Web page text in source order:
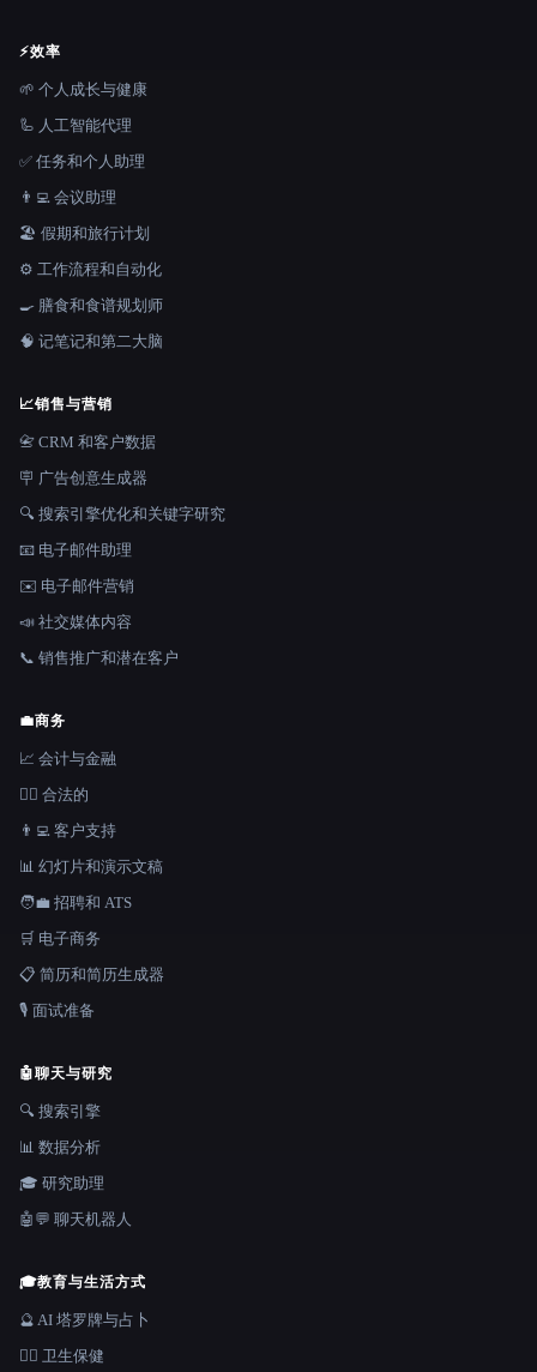
⚡效率
🌱 个人成长与健康
🦾 人工智能代理
✅ 任务和个人助理
👨‍💻 会议助理
🏖 假期和旅行计划
⚙️ 工作流程和自动化
🍳 膳食和食谱规划师
🧠 记笔记和第二大脑
📈销售与营销
📇 CRM 和客户数据
🪧 广告创意生成器
🔍 搜索引擎优化和关键字研究
📧 电子邮件助理
✉️ 电子邮件营销
📣 社交媒体内容
📞 销售推广和潜在客户
💼商务
📈 会计与金融
👩‍⚖️ 合法的
👨‍💻 客户支持
📊 幻灯片和演示文稿
🧑‍💼 招聘和 ATS
🛒 电子商务
📋 简历和简历生成器
🎙️ 面试准备
🤖聊天与研究
🔍 搜索引擎
📊 数据分析
🎓 研究助理
🤖💬 聊天机器人
🎓教育与生活方式
🔮 AI 塔罗牌与占卜
👩‍⚕️ 卫生保健